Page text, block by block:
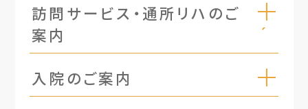
訪問サービス・通所リハのご
案内
入院のご案内